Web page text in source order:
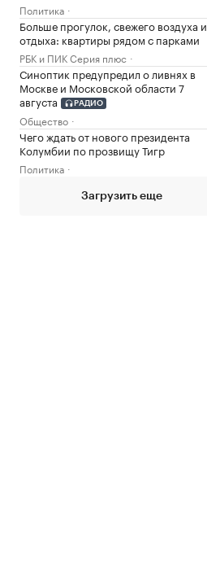
Политика
Больше прогулок, свежего воздуха и
отдыха: квартиры рядом с парками
РБК и ПИК Серия плюс
Синоптик предупредил о ливнях в
Москве и Московской области 7
августа
РАДИО
Общество
Чего ждать от нового президента
Колумбии по прозвищу Тигр
Политика
Загрузить еще